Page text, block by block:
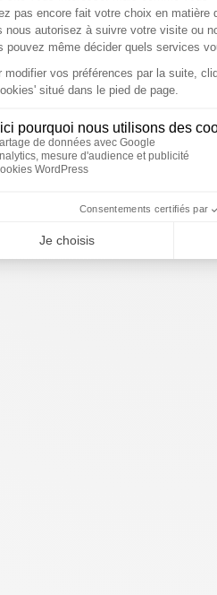
l'immigration massive à
l’avenir car le pire est à
venir"
un